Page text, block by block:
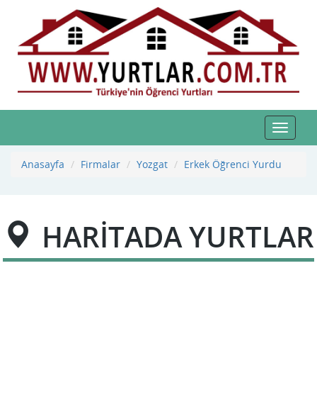
Toggle
Anasayfa
Firmalar Yozgat Erkek Öğrenci Yurdu
HARİTADA YURTLAR